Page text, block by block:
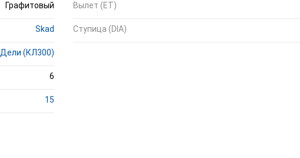
Графитовый
Skad
Дели (КЛ300)
6
15
Вылет (ET)
Ступица (DIA)